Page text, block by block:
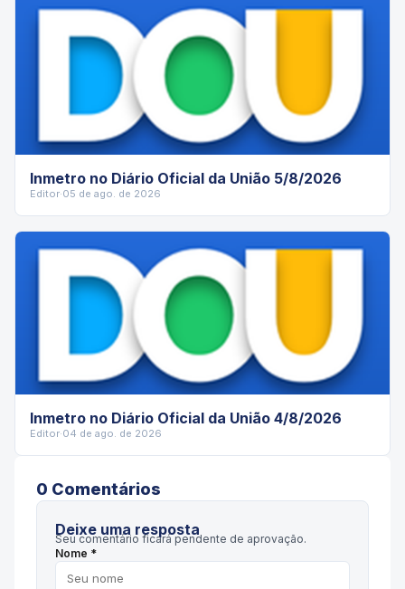
Inmetro no Diário Oficial da União 5/8/2026
Editor·05 de ago. de 2026
Inmetro no Diário Oficial da União 4/8/2026
Editor·04 de ago. de 2026
0 Comentários
Deixe uma resposta
Seu comentário ficará pendente de aprovação.
Nome *